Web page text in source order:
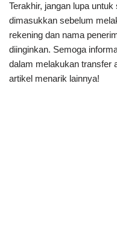
Terakhir, jangan lupa
dimasukkan sebelum
rekening dan nama
diinginkan. Semoga
dalam melakukan transfer
artikel menarik lainnya!